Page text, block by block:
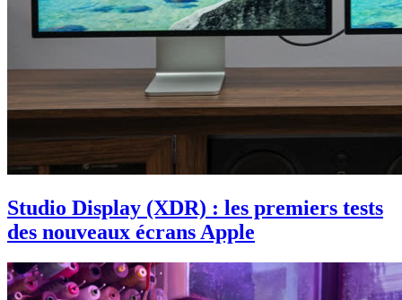
Studio Display (XDR) : les premiers tests
des nouveaux écrans Apple